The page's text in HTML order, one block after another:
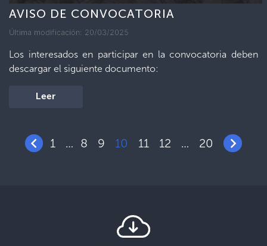
AVISO DE CONVOCATORIA
Última modificación: 20/03/2025
Los interesados en participar en la convocatoria deben
descargar el siguiente documento:
Leer
1 … 8 9 10 11 12 … 20